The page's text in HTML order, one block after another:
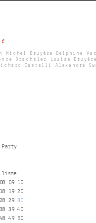
Michel Bruyère Delphine
Drachsler Louise
Castelli Alexandre
Party
08 09 10
18 19 20
28 29 30
38 39 40
48 49 50